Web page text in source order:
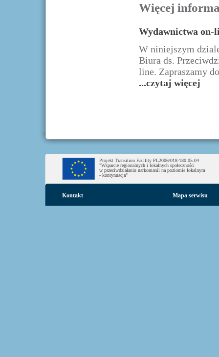
Więcej
Wydawnictwa on-
W niniejszym
Biura ds.
line. Zapraszamy
...czytaj więcej
Projekt Transition Facility PL2006/018-180.05.04
"Wsparcie regionalnych i lokalnych społeczności
w przeciwdziałaniu narkomanii na poziomie lokalnym
- kontynuacja"
Kontakt Mapa serwisu